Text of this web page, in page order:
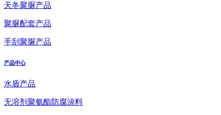
天冬聚脲产品
聚脲配套产品
手刮聚脲产品
产品中心
水盾产品
无溶剂聚氨酯防腐涂料